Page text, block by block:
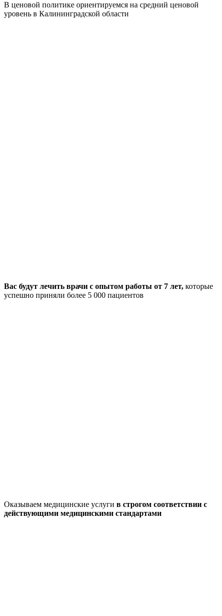
В ценовой политике ориентируемся на средний ценовой
уровень в Калининградской области
Вас будут лечить врачи с опытом работы от 7 лет, которые
успешно приняли более 5 000 пациентов
Оказываем медицинские услуги в строгом соответствии с
действующими медицинскими стандартами